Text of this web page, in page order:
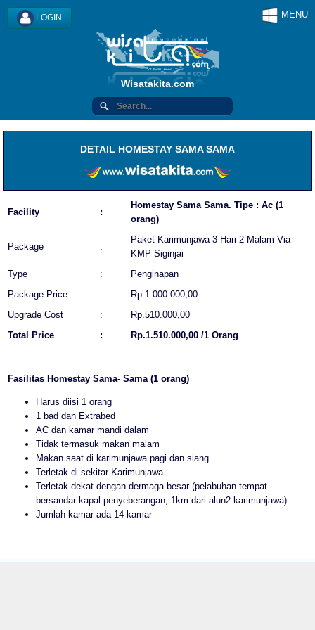
MENU
LOGIN
Wisatakita.com
DETAIL HOMESTAY SAMA SAMA
Facility :
Homestay Sama Sama. Tipe : Ac (1
orang)
Package :
Paket Karimunjawa 3 Hari 2 Malam Via
KMP Siginjai
Type
:
Penginapan
Package Price
:
Rp.1.000.000,00
Upgrade Cost
:
Rp.510.000,00
Total Price
: Rp.1.510.000,00 /1 Orang
Fasilitas Homestay Sama- Sama (1 orang)
Harus diisi 1 orang
1 bad dan Extrabed
AC dan kamar mandi dalam
Tidak termasuk makan malam
Makan saat di karimunjawa pagi dan siang
Terletak di sekitar Karimunjawa
Terletak dekat dengan dermaga besar (pelabuhan tempat
bersandar kapal penyeberangan, 1km dari alun2 karimunjawa)
Jumlah kamar ada 14 kamar